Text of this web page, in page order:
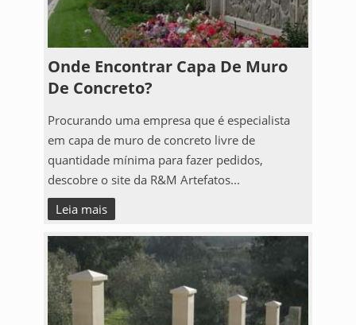
Onde Encontrar Capa De Muro
De Concreto?
Procurando uma empresa que é especialista
em capa de muro de concreto livre de
quantidade mínima para fazer pedidos,
descobre o site da R&M Artefatos...
Leia mais